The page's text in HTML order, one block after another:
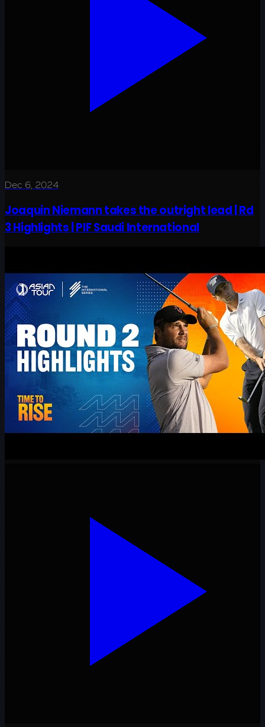
Dec 6, 2024
Joaquin Niemann takes the outright lead | Rd
3 Highlights | PIF Saudi International